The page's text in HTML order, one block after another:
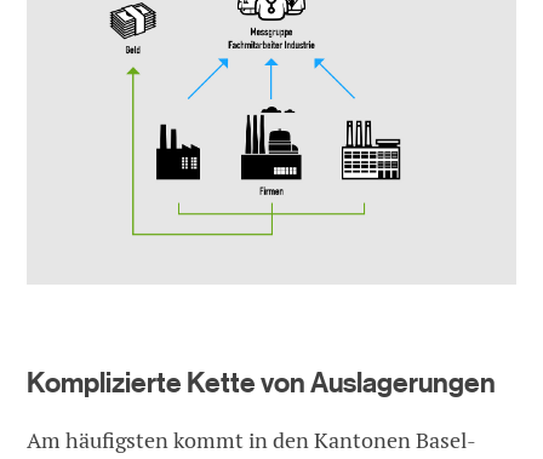
Komplizierte Kette von Auslagerungen
Am häufigsten kommt in den Kantonen Basel-